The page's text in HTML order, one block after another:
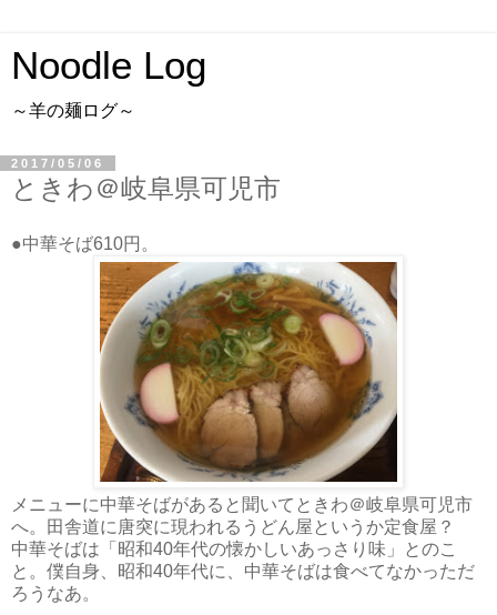
Noodle Log
～羊の麺ログ～
2017/05/06
ときわ＠岐阜県可児市
●中華そば610円。
メニューに中華そばがあると聞いてときわ＠岐阜県可児市
へ。田舎道に唐突に現われるうどん屋というか定食屋？
中華そばは「昭和40年代の懐かしいあっさり味」とのこ
と。僕自身、昭和40年代に、中華そばは食べてなかっただ
ろうなあ。